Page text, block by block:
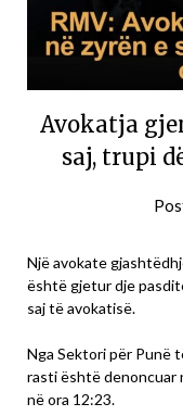
Avokatja
saj, trupi
Një avokate
është gjetur dje
saj të avokatisë.
Nga Sektori për Punë
rasti është denoncuar
në ora 12:23.